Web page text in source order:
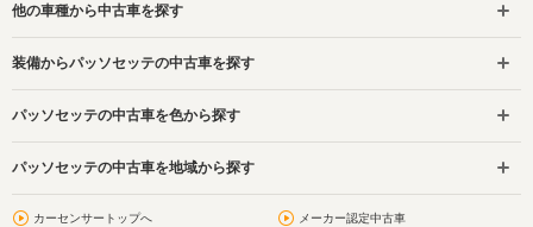
他の車種から中古車を探す
装備からパッソセッテの中古車を探す
パッソセッテの中古車を色から探す
パッソセッテの中古車を地域から探す
カーセンサートップへ メーカー認定中古車